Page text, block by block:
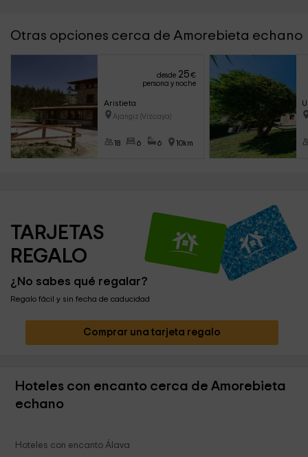
Otras opciones cerca de Amorebieta echano
desde 25€
persona y noche
Aristieta
Ajangiz (Vizcaya)
18 6 6 10km
TARJETAS
REGALO
¿No sabes qué regalar?
Regalo fácil y sin fecha de caducidad
Comprar una tarjeta regalo
Hoteles con encanto cerca de Amorebieta
echano
Hoteles con encanto Álava